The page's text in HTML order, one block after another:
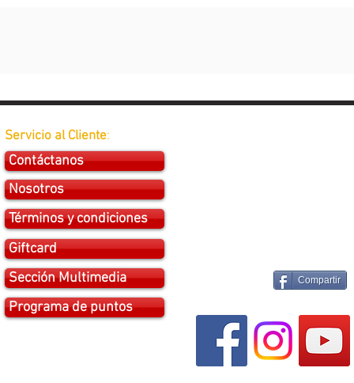
Servicio al Cliente:
Contáctanos
Nosotros
Términos y condiciones
Giftcard
Sección Multimedia
Programa de puntos
Compartir